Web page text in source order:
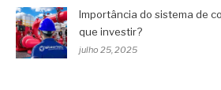
Importância do sistema de
que investir?
julho 25, 2025